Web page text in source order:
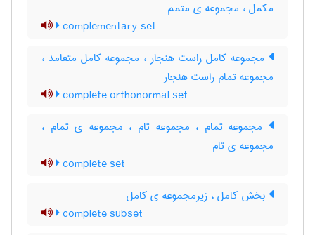
مکمل ، مجموعه ی متمم
complementary set
مجموعه کامل راست هنجار ، مجموعه کامل متعامد ،
مجموعه تمام راست هنجار
complete orthonormal set
مجموعه تمام ، مجموعه تام ، مجموعه ی تمام ،
مجموعه ی تام
complete set
بخش کامل ، زیرمجموعه ی کامل
complete subset